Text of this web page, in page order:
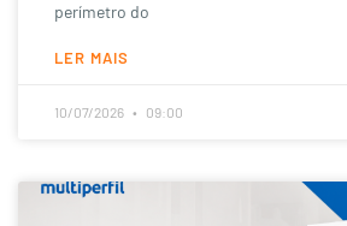
perímetro do
LER MAIS
10/07/2026 09:00